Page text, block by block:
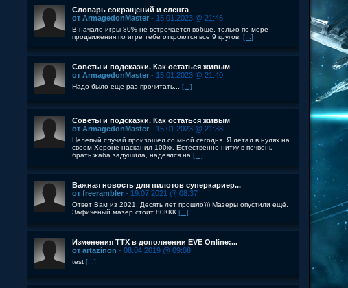
Словарь сокращений и сленга
от ArmagedonMaster - 15.01.2023 @ 21:46
В начале игры 80% не встречается вобще, только по мере
продвижения по игре тебе откроются все 9 кругов. [...]
Советы и подсказки. Как остаться живым
от ArmagedonMaster - 15.01.2023 @ 21:40
Надо было еще раз прочитать... [...]
Советы и подсказки. Как остаться живым
от ArmagedonMaster - 15.01.2023 @ 21:38
Нелепый случай произошел со мной сегодня. Я летал в нулях на
своем Хероне насканил 100кк. Естественно нитку в почвень
брать жаба задушила, надеялся на [...]
Важная новость для пилотов суперкариер...
от freerambler - 19.07.2021 @ 08:37
Ответ Вам из 2021. Десять лет прошло))) Мазеры опустили ещё.
Зафиченый мазер стоит 80ККК [...]
Изменения ТТХ в дополнении EVE Online:...
от artazinon - 08.04.2019 @ 09:08
test [...]